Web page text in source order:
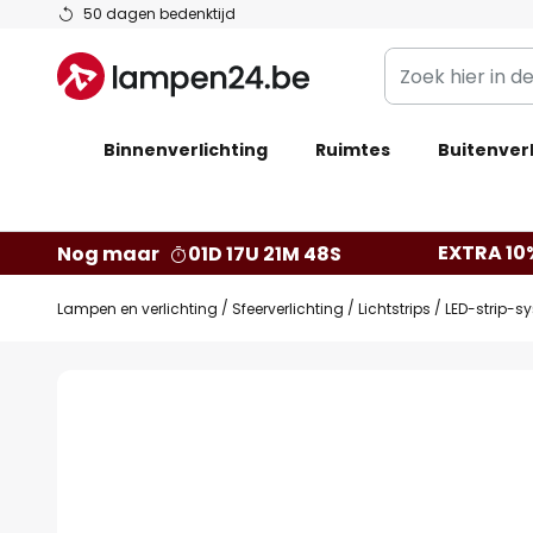
50 dagen bedenktijd
Ga
de
inhoud
Zoek
hier
de
Binnenverlichting Ruimtes
Nog maar 01D 17U 21M 47S EXTRA
Lampen en verlichting Sfeerverlichting Lichtstrips LED-strip-